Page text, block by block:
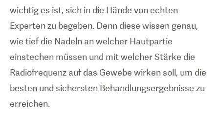
wichtig es ist, sich in die Hände von echten
Experten zu begeben. Denn diese wissen genau,
wie tief die Nadeln an welcher Hautpartie
einstechen müssen und mit welcher Stärke die
Radiofrequenz auf das Gewebe wirken soll, um die
besten und sichersten Behandlungsergebnisse zu
erreichen.